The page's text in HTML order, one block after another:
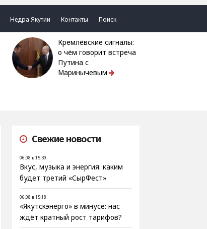
Недра Якутии Контакты Поиск
Кремлёвские сигналы:
о чём говорит встреча
Путина с
Маринычевым
Свежие новости
06.08 в 15:39
Вкус, музыка и энергия: каким
будет третий «СырФест»
06.08 в 15:18
«Якутскэнерго» в минусе: нас
ждёт кратный рост тарифов?